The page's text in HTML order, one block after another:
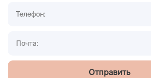
Отправить